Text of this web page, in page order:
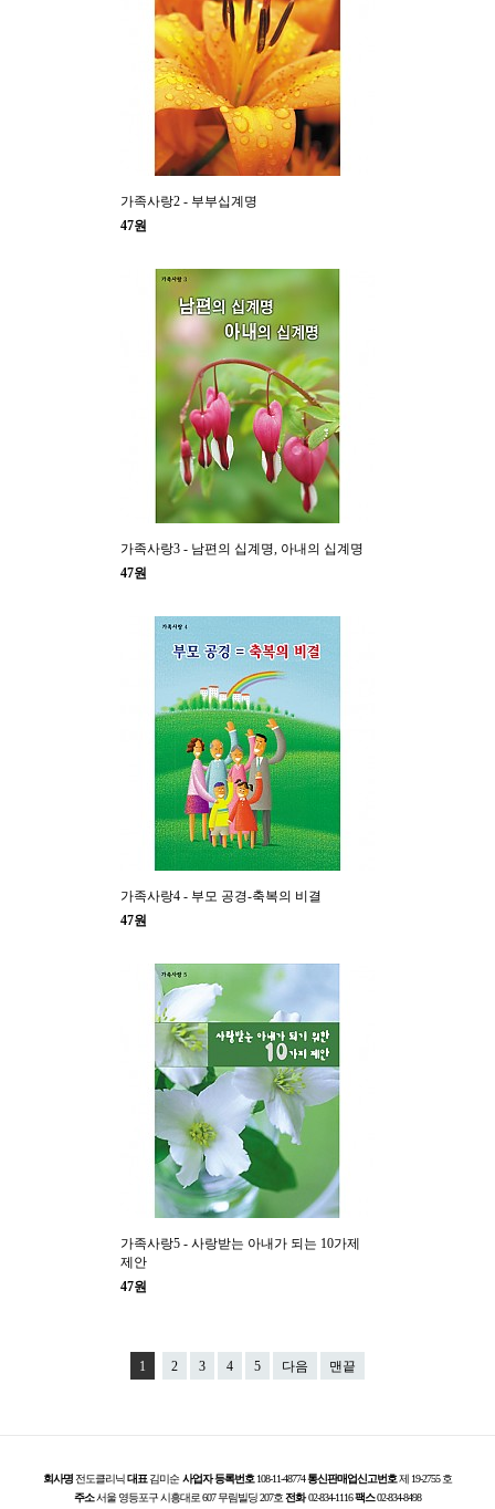
가족사랑2 - 부부십계명
47원
가족사랑3 - 남편의 십계명, 아내의 십계명
47원
가족사랑4 - 부모 공경-축복의 비결
47원
가족사랑5 - 사랑받는 아내가 되는 10가제
제안
47원
1 2 3 4 5 다음 맨끝
회사명전도클리닉 대표 김미순 사업자 등록번호108-11-48774 통신판매업신고번호제 19-2755 호
주소서울 영등포구 시흥대로 607 무림빌딩 207호 전화02-834-1116 팩스02-834-8498